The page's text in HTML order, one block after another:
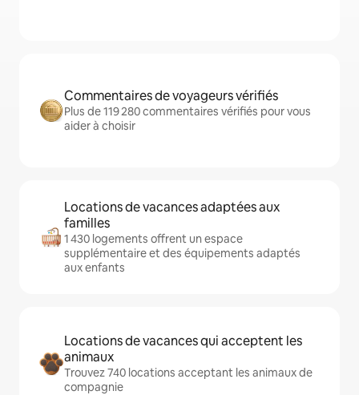
Commentaires de voyageurs vérifiés
Plus de 119 280 commentaires vérifiés pour vous
aider à choisir
Locations de vacances adaptées aux
familles
1 430 logements offrent un espace
supplémentaire et des équipements adaptés
aux enfants
Locations de vacances qui acceptent les
animaux
Trouvez 740 locations acceptant les animaux de
compagnie